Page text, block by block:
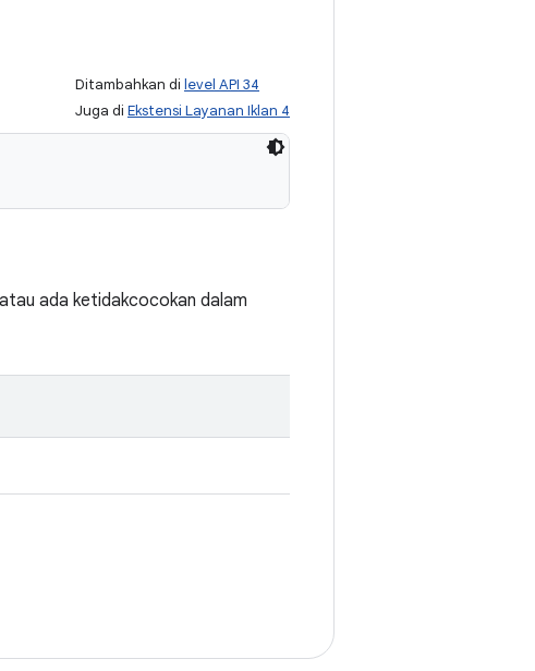
Ditambahkan di level API 34
Juga di Ekstensi Layanan Iklan 4
ada ketidakcocokan dalam